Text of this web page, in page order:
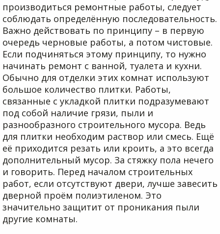
производиться ремонтные работы, следует
соблюдать определённую последовательность.
Важно действовать по принципу – в первую
очередь черновые работы, а потом чистовые.
Если подчиняться этому принципу, то нужно
начинать ремонт с ванной, туалета и кухни.
Обычно для отделки этих комнат используют
большое количество плитки. Работы,
связанные с укладкой плитки подразумевают
под собой наличие грязи, пыли и
разнообразного строительного мусора. Ведь
для плитки необходим раствор или смесь. Ещё
её приходится резать или кроить, а это всегда
дополнительный мусор. За стяжку пола нечего
и говорить. Перед началом строительных
работ, если отсутствуют двери, лучше завесить
дверной проём полиэтиленом. Это
значительно защитит от проникания пыли
другие комнаты.